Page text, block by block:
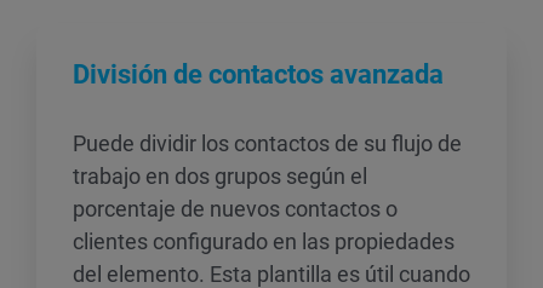
División de contactos avanzada
Puede dividir los contactos de su flujo de
trabajo en dos grupos según el
porcentaje de nuevos contactos o
clientes configurado en las propiedades
del elemento. Esta plantilla es útil cuando